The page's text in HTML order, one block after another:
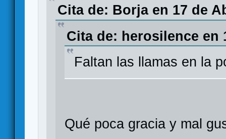
Cita de: Borja en 17 de
Cita de: herosilence en
Faltan las llamas en la
Qué poca gracia y mal